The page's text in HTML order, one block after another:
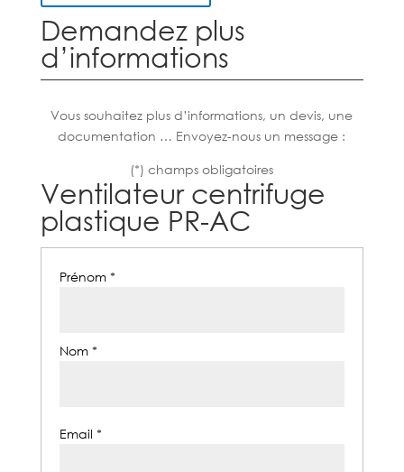
Demandez plus
d’informations
Vous souhaitez plus d’informations, un devis, une
documentation … Envoyez-nous un message :
(*) champs obligatoires
Ventilateur centrifuge
plastique PR-AC
Prénom *
Nom *
Email *